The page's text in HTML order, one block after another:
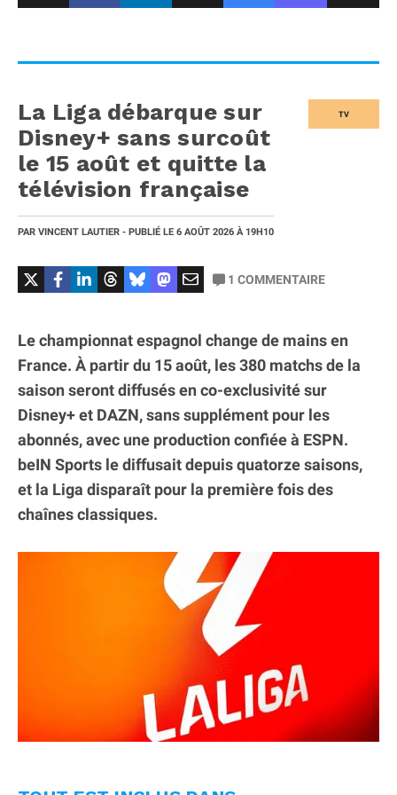
TV
La Liga débarque sur
Disney+ sans surcoût
le 15 août et quitte la
télévision française
PAR VINCENT LAUTIER - PUBLIÉ LE 6 AOÛT 2026 À 19H10
1 COMMENTAIRE
Le championnat espagnol change de mains en
France. À partir du 15 août, les 380 matchs de la
saison seront diffusés en co-exclusivité sur
Disney+ et DAZN, sans supplément pour les
abonnés, avec une production confiée à ESPN.
beIN Sports le diffusait depuis quatorze saisons,
et la Liga disparaît pour la première fois des
chaînes classiques.